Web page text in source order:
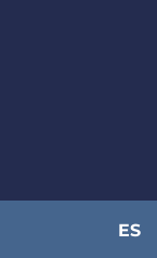
ES